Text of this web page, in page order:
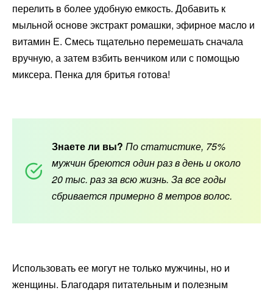
перелить в более удобную емкость. Добавить к
мыльной основе экстракт ромашки, эфирное масло и
витамин Е. Смесь тщательно перемешать сначала
вручную, а затем взбить венчиком или с помощью
миксера. Пенка для бритья готова!
Знаете ли вы? По статистике, 75%
мужчин бреются один раз в день и около
20 тыс. раз за всю жизнь. За все годы
сбривается примерно 8 метров волос.
Использовать ее могут не только мужчины, но и
женщины. Благодаря питательным и полезным